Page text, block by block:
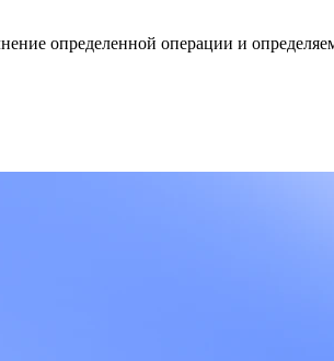
определенной операции и